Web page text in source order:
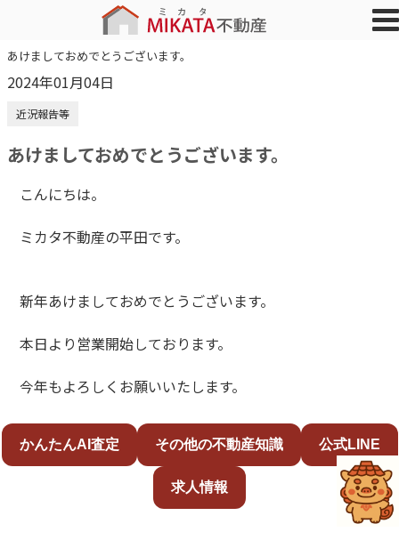
あけましておめでとうございます。
2024年01月04日
近況報告等
あけましておめでとうございます。
こんにちは。
ミカタ不動産の平田です。
新年あけましておめでとうございます。
本日より営業開始しております。
今年もよろしくお願いいたします。
かんたんAI査定 その他の不動産知識 公式LINE
求人情報